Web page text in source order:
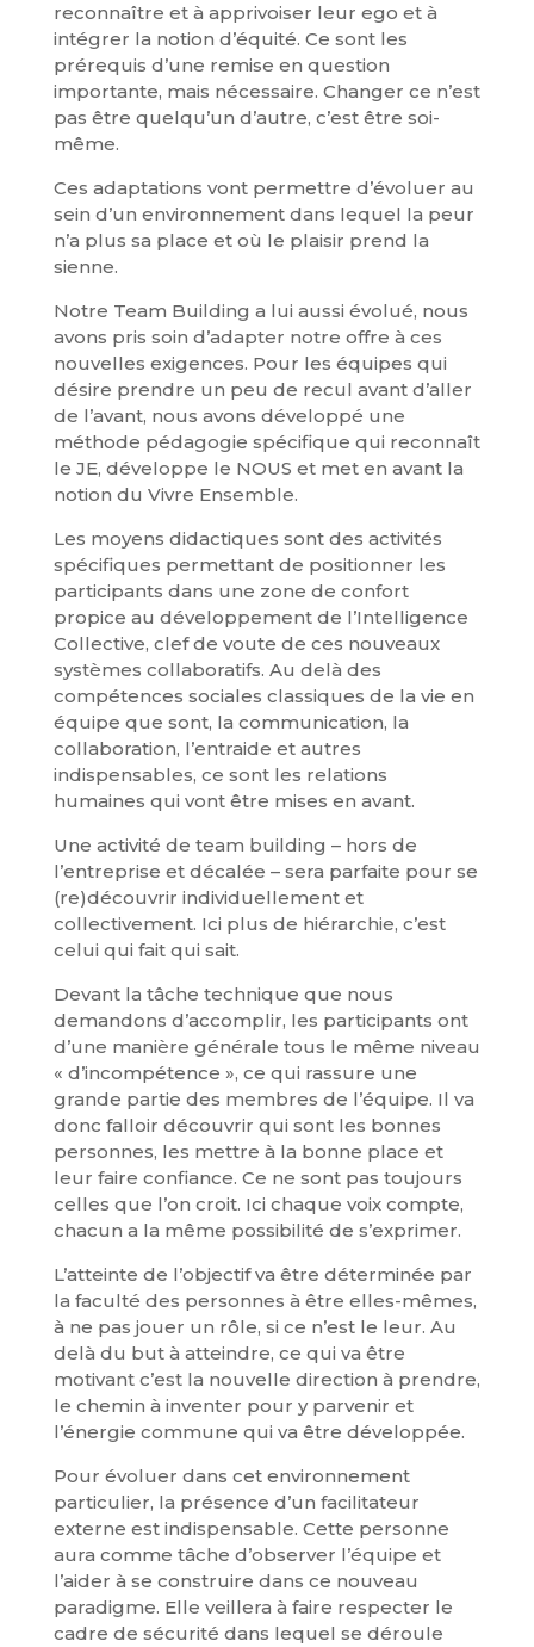
reconnaître et à apprivoiser leur ego et à
intégrer la notion d’équité. Ce sont les
prérequis d’une remise en question
importante, mais nécessaire. Changer ce n’est
pas être quelqu’un d’autre, c’est être soi-
même.
Ces adaptations vont permettre d’évoluer au
sein d’un environnement dans lequel la peur
n’a plus sa place et où le plaisir prend la
sienne.
Notre Team Building a lui aussi évolué, nous
avons pris soin d’adapter notre offre à ces
nouvelles exigences. Pour les équipes qui
désire prendre un peu de recul avant d’aller
de l’avant, nous avons développé une
méthode pédagogie spécifique qui reconnaît
le JE, développe le NOUS et met en avant la
notion du Vivre Ensemble.
Les moyens didactiques sont des activités
spécifiques permettant de positionner les
participants dans une zone de confort
propice au développement de l’Intelligence
Collective, clef de voute de ces nouveaux
systèmes collaboratifs. Au delà des
compétences sociales classiques de la vie en
équipe que sont, la communication, la
collaboration, l’entraide et autres
indispensables, ce sont les relations
humaines qui vont être mises en avant.
Une activité de team building – hors de
l’entreprise et décalée – sera parfaite pour se
(re)découvrir individuellement et
collectivement. Ici plus de hiérarchie, c’est
celui qui fait qui sait.
Devant la tâche technique que nous
demandons d’accomplir, les participants ont
d’une manière générale tous le même niveau
« d’incompétence », ce qui rassure une
grande partie des membres de l’équipe. Il va
donc falloir découvrir qui sont les bonnes
personnes, les mettre à la bonne place et
leur faire confiance. Ce ne sont pas toujours
celles que l’on croit. Ici chaque voix compte,
chacun a la même possibilité de s’exprimer.
L’atteinte de l’objectif va être déterminée par
la faculté des personnes à être elles-mêmes,
à ne pas jouer un rôle, si ce n’est le leur. Au
delà du but à atteindre, ce qui va être
motivant c’est la nouvelle direction à prendre,
le chemin à inventer pour y parvenir et
l’énergie commune qui va être développée.
Pour évoluer dans cet environnement
particulier, la présence d’un facilitateur
externe est indispensable. Cette personne
aura comme tâche d’observer l’équipe et
l’aider à se construire dans ce nouveau
paradigme. Elle veillera à faire respecter le
cadre de sécurité dans lequel se déroule